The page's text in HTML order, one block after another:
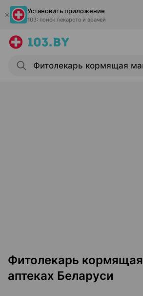
Установить приложение
103: поиск лекарств и врачей
Фитолекарь
аптеках Беларуси